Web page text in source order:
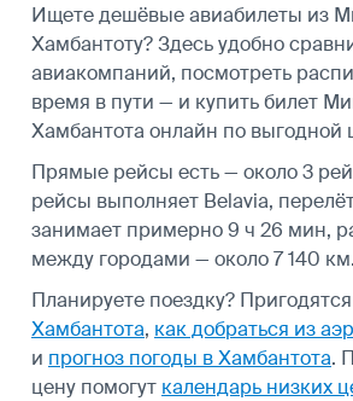
Ищете дешёвые авиабилеты из
Хамбантоту? Здесь удобно
авиакомпаний, посмотреть
время в пути — и купить билет
Хамбантота онлайн по выгодной
Прямые рейсы есть — около 3
рейсы выполняет Belavia,
занимает примерно 9 ч 26 мин,
между городами — около 7 140 км.
Планируете поездку? Пригодятся
Хамбантота, как добраться из
и прогноз погоды в Хамбантота.
цену помогут календарь низких